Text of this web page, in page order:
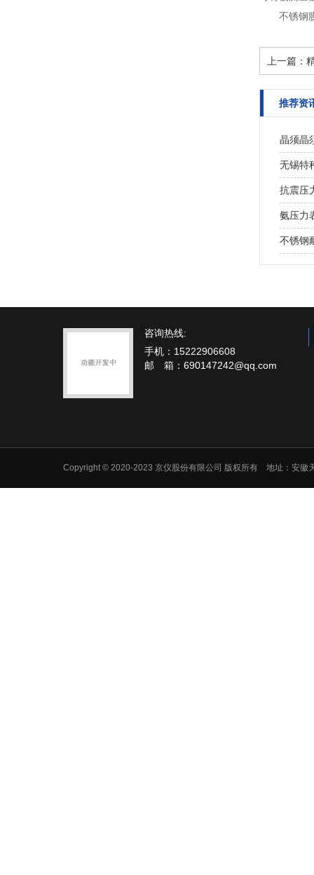
不锈钢
上一篇：
推荐资
晶须晶
无锡特
抗震压
氨压力
不锈钢
咨询热线:
手机：15222906608
邮 箱：690147242@qq.com
Copyright © 2020-2023 京仪股份有限公司 版权所有 地址：安